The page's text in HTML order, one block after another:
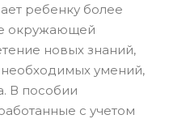
ребенку более
окружающей
новых знаний,
умений,
В пособии
с учетом